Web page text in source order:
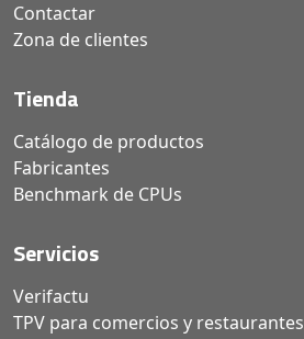
Contactar
Zona de clientes
Tienda
Catálogo de productos
Fabricantes
Benchmark de CPUs
Servicios
Verifactu
TPV para comercios y restaurantes